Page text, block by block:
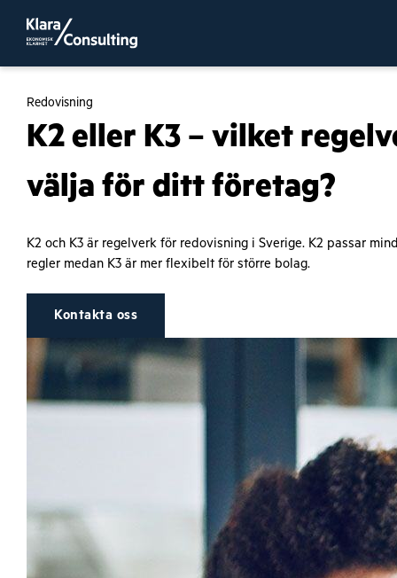
Redovisning
K2 eller K3 – vilket
välja för ditt företag?
K2 och K3 är regelverk för redovisning i Sverige. K2 passar
regler medan K3 är mer flexibelt för större bolag.
Kontakta oss